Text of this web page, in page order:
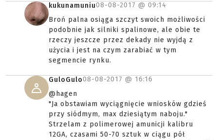
kukunamuniu08-08-2017 @ 09:14
Broń palna osiąga szczyt swoich możliwości
podobnie jak silniki spalinowe, ale obie te
rzeczy jeszcze przez dekady nie wyjdą z
użycia i jest na czym zarabiać w tym
segmencie rynku.
GuloGulo08-08-2017 @ 16:16
@hagen
"Ja obstawiam wyciągnięcie wniosków gdzieś
przy siódmym, max dziesiątym naboju."
Strzelam z polimerowej amunicji kalibru
12GA, czasami 50-70 sztuk w ciągu pół